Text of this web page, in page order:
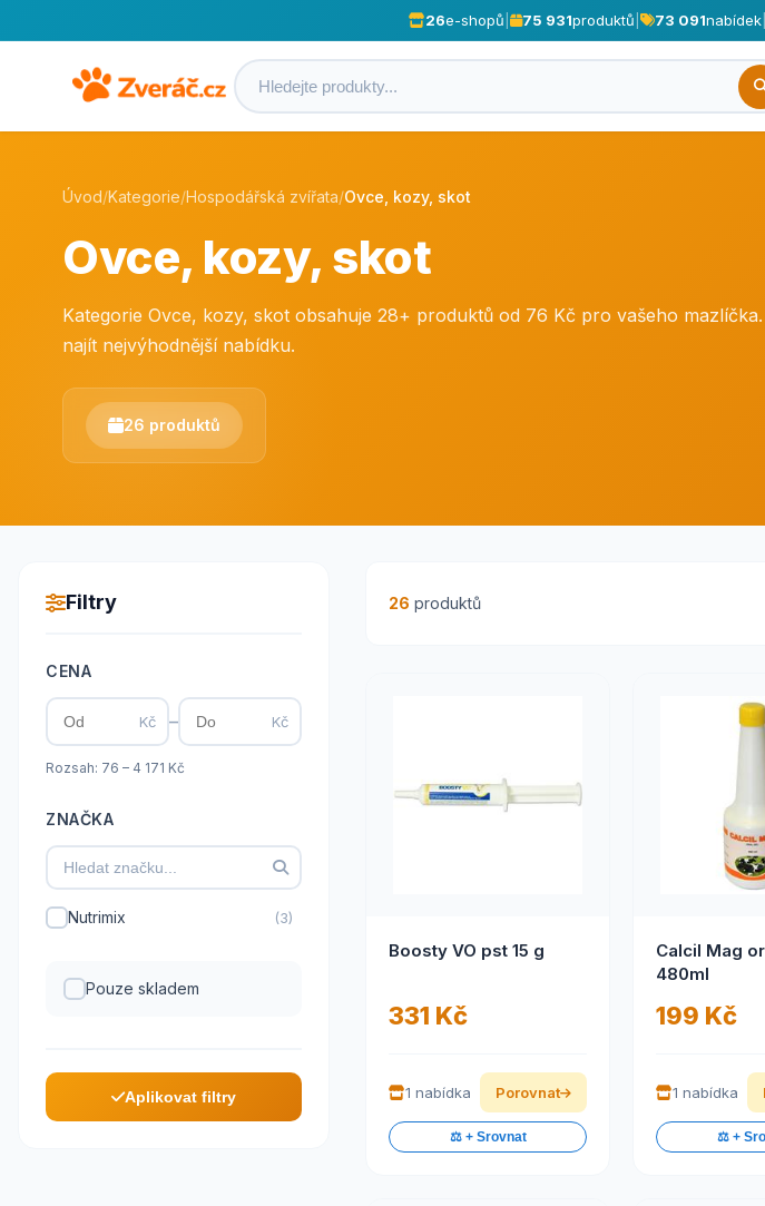
26e-shopů 75 931produktů 73 091nabídek
Úvod/Kategorie/Hospodářská zvířata/Ovce, kozy, skot
Ovce, kozy, skot
Kategorie Ovce, kozy, skot obsahuje 28+ produktů od 76 Kč pro vašeho
najít nejvýhodnější nabídku.
26 produktů
Filtry
CENA
Kč – Kč
Rozsah: 76 – 4 171 Kč
ZNAČKA
Nutrimix (3)
Pouze skladem
Aplikovat filtry
26 produktů
Boosty VO pst 15 g
331 Kč
1 nabídka Porovnat
⚖️ + Srovnat
Calcil Mag
480ml
199 Kč
1 nabídka
⚖️ +